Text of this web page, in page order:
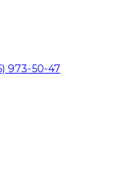
973-50-47